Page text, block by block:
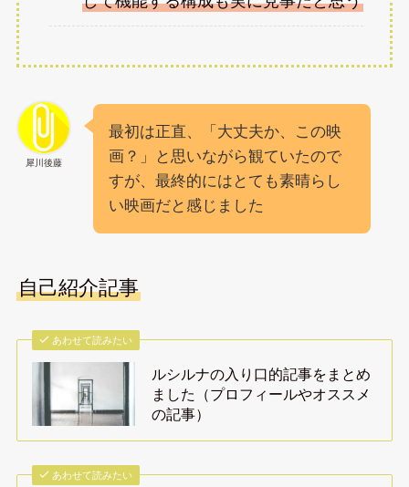
犀川後藤
最初は正直、「大丈夫か、この映
画？」と思いながら観ていたので
すが、最終的にはとても素晴らし
い映画だと感じました
自己紹介記事
あわせて読みたい
ルシルナの入り口的記事をまとめ
ました（プロフィールやオススメ
の記事）
あわせて読みたい